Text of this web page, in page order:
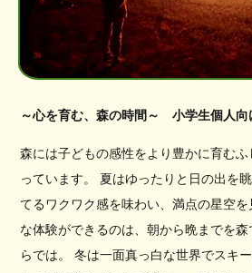
～心を育む、森の時間～ 小学生個人向
森には子どもの感性をより豊かに育むふ
っています。 夏はゆったりと日の出を
てるワクワク感を味わい、満点の星空
な体験ができるのは、朝から晩までを
らでは。 冬は一面真っ白な世界でスキ